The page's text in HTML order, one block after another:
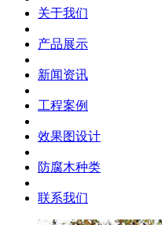
关于我们
产品展示
新闻资讯
工程案例
效果图设计
防腐木种类
联系我们